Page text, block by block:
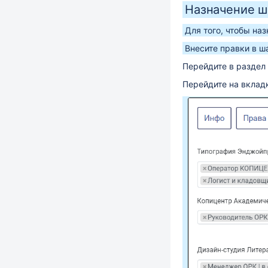
Назначение
Для того, чтобы
Внесите правки в
Перейдите в раздел
Перейдите на